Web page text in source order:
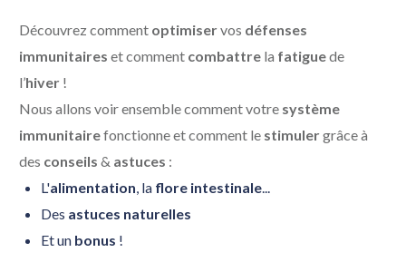
Découvrez comment optimiservos défenses
immunitaires et comment combattre la fatiguede
l’hiver !
Nous allons voir ensemble comment votre système
immunitairefonctionne et comment le stimulergrâce à
des conseils & astuces :
L'alimentation, la flore intestinale...
Des astuces naturelles
Et un bonus !